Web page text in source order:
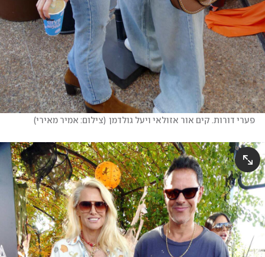
פערי דורות. קים אור אזולאי ויעל גולדמן (צילום: אמיר מאירי)